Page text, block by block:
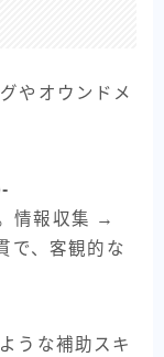
やオウンドメ
情報収集 →
で、客観的な
うな補助スキ